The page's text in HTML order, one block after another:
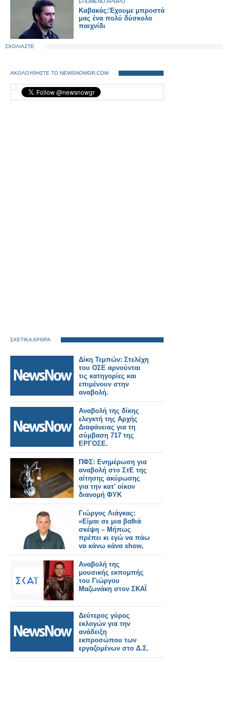
ΕΠΟΜΕΝΟ ΑΡΘΡΟ
Καβακάς:Έχουμε μπροστά
μας ένα πολύ δύσκολο
παιχνίδι
ΣΧΟΛΙΑΣΤΕ
ΑΚΟΛΟΥΘΗΣΤΕ ΤΟ NEWSNOWGR.COM
ΣΧΕΤΙΚΑ ΑΡΘΡΑ
Δίκη Τεμπών: Στελέχη
του ΟΣΕ αρνούνται
τις κατηγορίες και
επιμένουν στην
αναβολή.
Αναβολή της δίκης
ελεγκτή της Αρχής
Διαφάνειας για τη
σύμβαση 717 της
ΕΡΓΟΣΕ.
ΠΦΣ: Ενημέρωση για
αναβολή στο ΣτΕ της
αίτησης ακύρωσης
για την κατ' οίκον
διανομή ΦΥΚ
Γιώργος Λιάγκας:
«Είμαι σε μια βαθιά
σκέψη – Mήπως
πρέπει κι εγώ να πάω
να κάνω κάνα show,
κάποιες late night…»
Αναβολή της
μουσικής εκπομπής
του Γιώργου
Μαζωνάκη στον ΣΚΑΪ
Δεύτερος γύρος
εκλογών για την
ανάδειξη
εκπροσώπου των
εργαζομένων στο Δ.Σ.
του ΟΣΕ